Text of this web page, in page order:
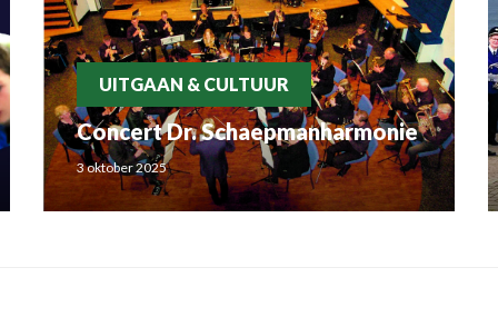
UITGAAN & CULTUUR
Concert Dr. Schaepmanharmonie
3 oktober 2025